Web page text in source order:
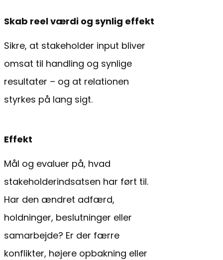
Skab reel værdi og synlig effekt
Sikre, at stakeholder input bliver
omsat til handling og synlige
resultater – og at relationen
styrkes på lang sigt.
Effekt
Mål og evaluer på, hvad
stakeholderindsatsen har ført til.
Har den ændret adfærd,
holdninger, beslutninger eller
samarbejde? Er der færre
konflikter, højere opbakning eller